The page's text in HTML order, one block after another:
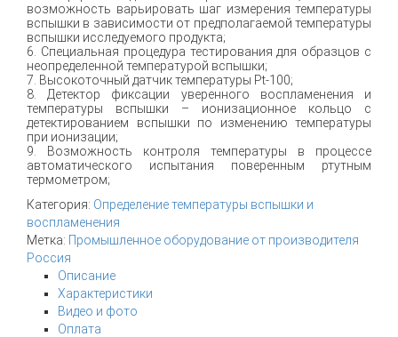
возможность варьировать шаг измерения температуры
вспышки в зависимости от предполагаемой температуры
вспышки исследуемого продукта;
6. Специальная процедура тестирования для образцов с
неопределенной температурой вспышки;
7. Высокоточный датчик температуры Рt-100;
8. Детектор фиксации уверенного воспламенения и
температуры вспышки – ионизационное кольцо с
детектированием вспышки по изменению температуры
при ионизации;
9. Возможность контроля температуры в процессе
автоматического испытания поверенным ртутным
термометром;
Категория: Определение температуры вспышки и
воспламенения
Метка: Промышленное оборудование от производителя
Россия
Описание
Характеристики
Видео и фото
Оплата